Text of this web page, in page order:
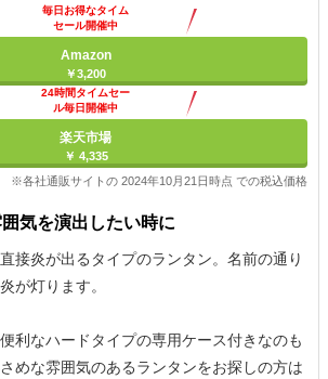
毎日お得なタイム
セール開催中
Amazon
￥3,200
24時間タイムセー
ル毎日開催中
楽天市場
￥ 4,335
※各社通販サイトの 2024年10月21日時点 での税込価格
気を演出したい時に
接炎が出るタイプのランタン。名前の通り
が灯ります。
利なハードタイプの専用ケース付きなのも
めな雰囲気のあるランタンをお探しの方は